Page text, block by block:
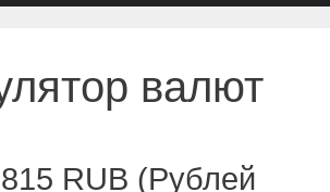
валют
RUB (Рублей